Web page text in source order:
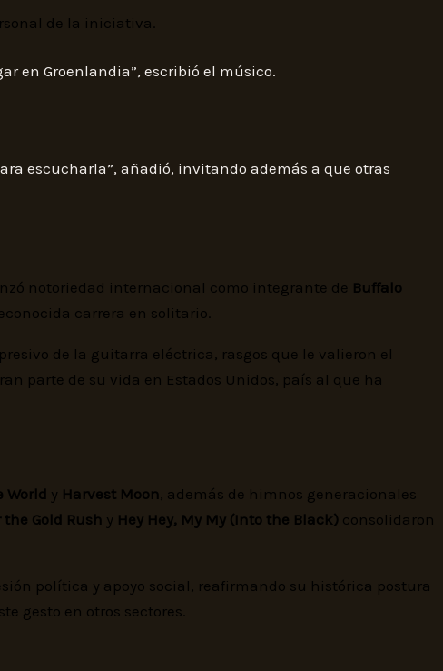
de la iniciativa.
en Groenlandia”, escribió el músico.
escucharla”, añadió, invitando además a que otras
notoriedad internacional como integrante de Buffalo
carrera en solitario.
de la guitarra eléctrica, rasgos que le valieron el
parte de su vida en Estados Unidos, país al que ha
World y Harvest Moon, además de himnos generacionales
the Gold Rush y Hey Hey, My My (Into the Black) consolidaron
política y apoyo social, reafirmando su histórica postura
gesto en otros sectores.